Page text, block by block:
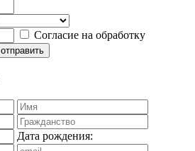
Согласие на обработку
отправить
Дата рождения: